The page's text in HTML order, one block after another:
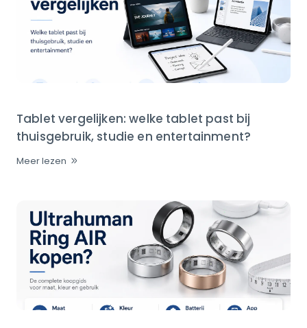
Tablet vergelijken: welke tablet past bij
thuisgebruik, studie en entertainment?
Meer lezen